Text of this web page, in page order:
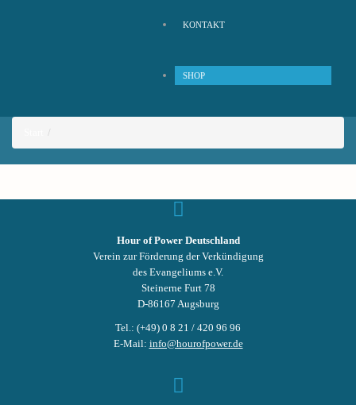
KONTAKT
SHOP
Hour of Power Deutschland
Verein zur Förderung der Verkündigung
des Evangeliums e.V.
Steinerne Furt 78
D-86167 Augsburg
Tel.: (+49) 0 8 21 / 420 96 96
E-Mail: info@hourofpower.de